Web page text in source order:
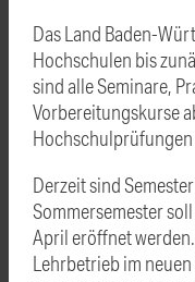
Das Land Baden-
Hochschulen bis
sind alle Seminare,
Vorbereitungskurse
Derzeit sind
Sommersemester
April eröffnet
Lehrbetrieb im